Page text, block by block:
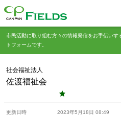
市民活動に取り組む方々の情報発信をお手伝い
トフォームです。
社会福祉法人
佐渡福祉会
更新日時 2023年5月18日 08:49